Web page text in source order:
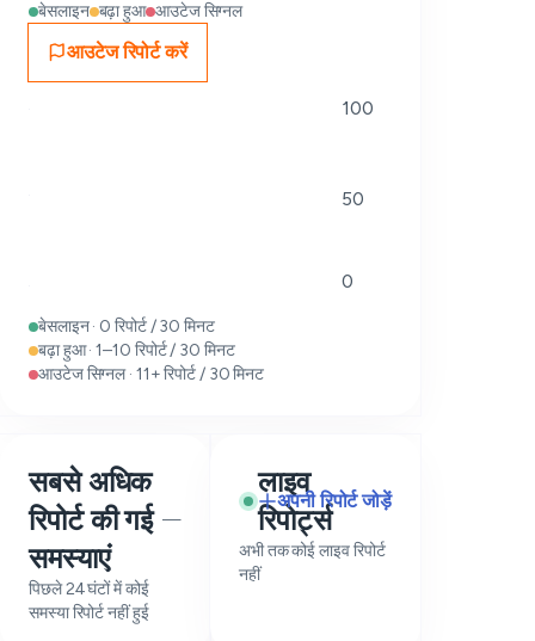
बेसलाइन बढ़ा हुआ आउटेज सिग्नल
आउटेज रिपोर्ट करें
100
50
0
बेसलाइन · 0 रिपोर्ट / 30 मिनट
बढ़ा हुआ · 1–10 रिपोर्ट / 30 मिनट
आउटेज सिग्नल · 11+ रिपोर्ट / 30 मिनट
सबसे अधिक
रिपोर्ट की गई
समस्याएं
—
पिछले 24 घंटों में कोई
समस्या रिपोर्ट नहीं हुई
लाइव
रिपोर्ट्स
अपनी रिपोर्ट जोड़ें
अभी तक कोई लाइव रिपोर्ट
नहीं